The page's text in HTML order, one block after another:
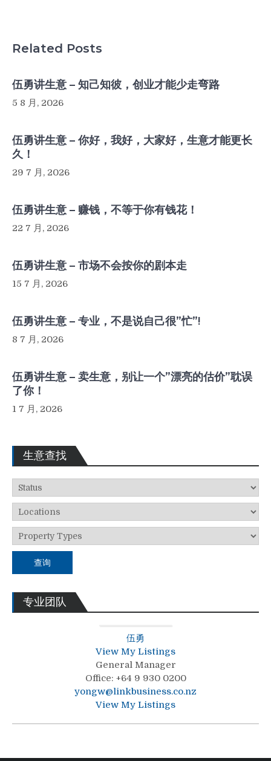
Related Posts
伍勇讲生意 – 知己知彼，创业才能少走弯路
5 8 月, 2026
伍勇讲生意 – 你好，我好，大家好，生意才能更长
久！
29 7 月, 2026
伍勇讲生意 – 赚钱，不等于你有钱花！
22 7 月, 2026
伍勇讲生意 – 市场不会按你的剧本走
15 7 月, 2026
伍勇讲生意 – 专业，不是说自己很”忙”!
8 7 月, 2026
伍勇讲生意 – 卖生意，别让一个”漂亮的估价”耽误
了你！
1 7 月, 2026
生意查找
查询
专业团队
伍勇
View My Listings
General Manager
Office: +64 9 930 0200
yongw@linkbusiness.co.nz
View My Listings